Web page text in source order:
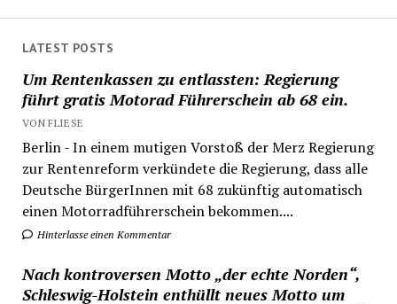
LATEST POSTS
Um Rentenkassen zu entlassten: Regierung
führt gratis Motorad Führerschein ab 68 ein.
VON FLIESE
Berlin - In einem mutigen Vorstoß der Merz Regierung
zur Rentenreform verkündete die Regierung, dass alle
Deutsche BürgerInnen mit 68 zukünftig automatisch
einen Motorradführerschein bekommen....
Hinterlasse einen Kommentar
Nach kontroversen Motto „der echte Norden“,
Schleswig-Holstein enthüllt neues Motto um